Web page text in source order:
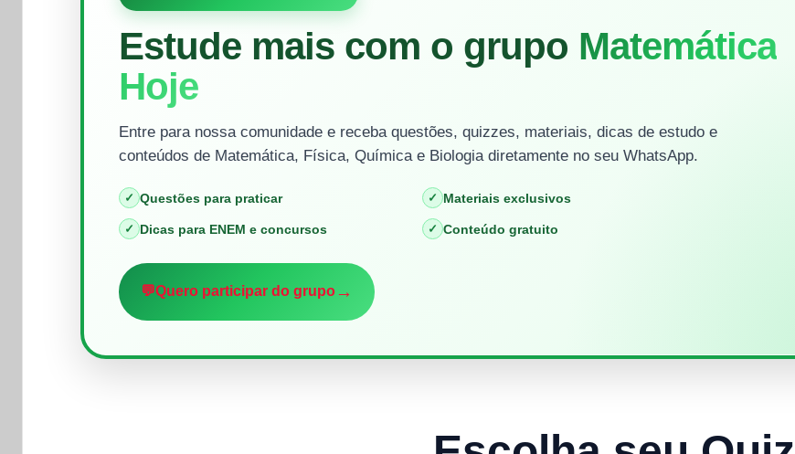
Estude mais com o grupo Matemática
Hoje
Entre para nossa comunidade e receba questões, quizzes, materiais, dicas de estudo e
conteúdos de Matemática, Física, Química e Biologia diretamente no seu WhatsApp.
✓ Questões para praticar ✓ Materiais exclusivos
✓ Dicas para ENEM e concursos ✓ Conteúdo gratuito
💬Quero participar do grupo→